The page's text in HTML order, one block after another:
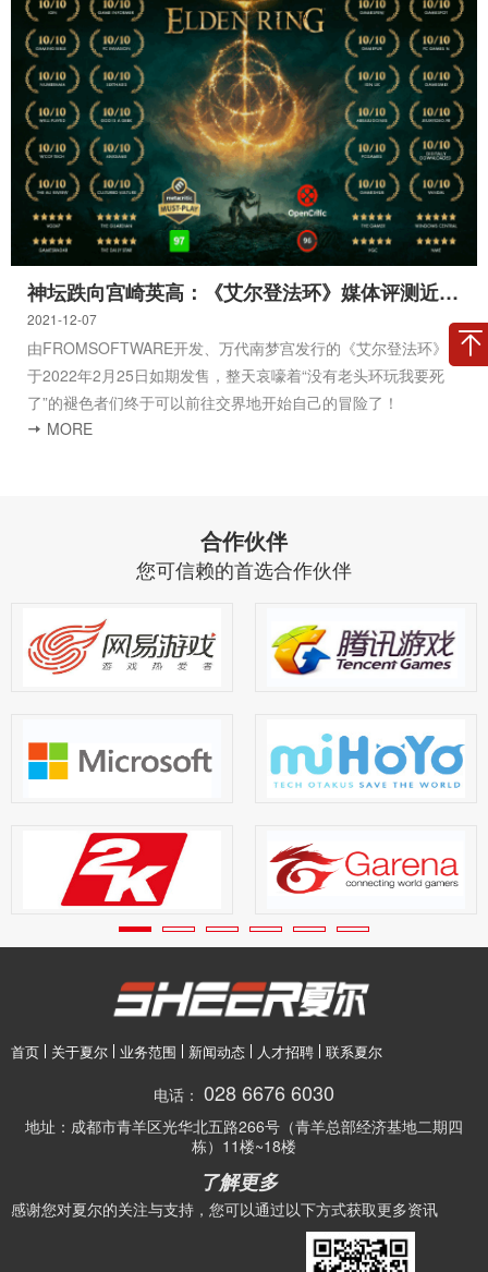
神坛跌向宫崎英高：《艾尔登法环》媒体评测近半满分
2021-12-07
由FROMSOFTWARE开发、万代南梦宫发行的《艾尔登法环》
于2022年2月25日如期发售，整天哀嚎着“没有老头环玩我要死
了”的褪色者们终于可以前往交界地开始自己的冒险了！
MORE
合作伙伴
您可信赖的首选合作伙伴
首页 关于夏尔 业务范围 新闻动态 人才招聘 联系夏尔
电话： 028 6676 6030
地址： 成都市青羊区光华北五路266号（青羊总部经济基地二期四
栋）11楼~18楼
了解更多
感谢您对夏尔的关注与支持，您可以通过以下方式获取更多资讯